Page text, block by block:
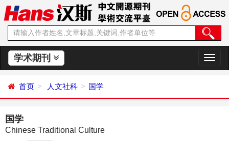
学术期刊
切
换
首页 人文社科 国学
国学
Chinese Traditional Culture